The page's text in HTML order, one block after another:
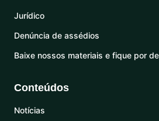
Jurídico
Denúncia de assédios
Baixe nossos materiais e fique por
Conteúdos
Notícias